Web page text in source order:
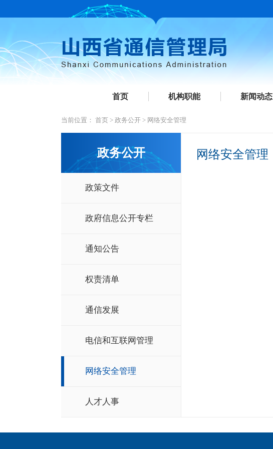
首页 机构职能 新闻动态
当前位置： 首页 > 政务公开 > 网络安全管理
政务公开
政策文件
政府信息公开专栏
通知公告
权责清单
通信发展
电信和互联网管理
网络安全管理
人才人事
网络安全管理